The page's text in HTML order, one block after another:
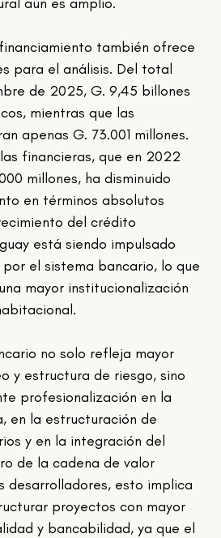
también ofrece
para el análisis. Del total
de 2025, G. 9,45 billones
mientras que las
apenas G. 73.001 millones.
financieras, que en 2022
millones, ha disminuido
en términos absolutos
del crédito
está siendo impulsado
el sistema bancario, lo que
mayor institucionalización
no solo refleja mayor
y estructura de riesgo, sino
profesionalización en la
en la estructuración de
y en la integración del
de la cadena de valor
desarrolladores, esto implica
proyectos con mayor
y bancabilidad, ya que el